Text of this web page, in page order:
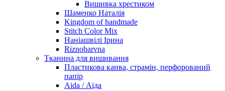
Вишивка хрестиком
Шаменко Наталія
Kingdom of handmade
Stitch Color Mix
Наніашвілі Ірина
Riznobarvna
Тканина для вишивання
Пластикова канва, страмін, перфорований
папір
Aida / Аіда